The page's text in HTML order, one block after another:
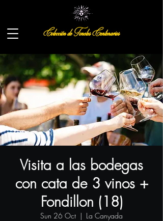
Colección de Toneles Centenarios
Visita a las bodegas
con cata de 3 vinos +
Fondillon (18)
Sun 26 Oct
  |
La Canyada